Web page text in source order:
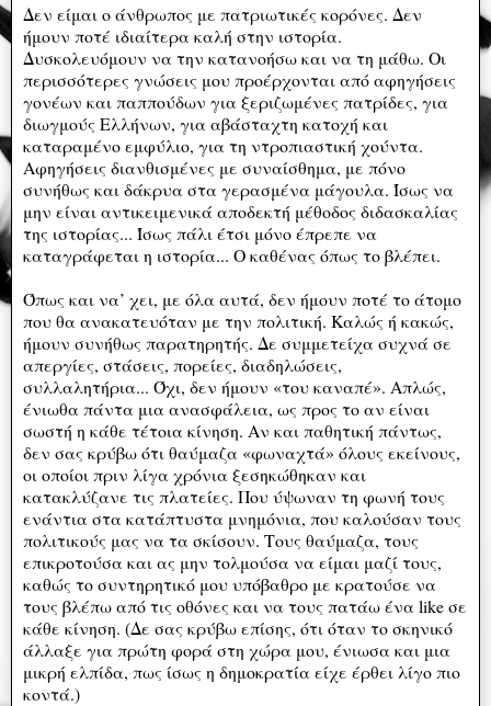
Δεν είμαι ο άνθρωπος με πατριωτικές κορόνες. Δεν
ήμουν ποτέ ιδιαίτερα καλή στην ιστορία.
Δυσκολευόμουν να την κατανοήσω και να τη μάθω. Οι
περισσότερες γνώσεις μου προέρχονται από αφηγήσεις
γονέων και παππούδων για ξεριζωμένες πατρίδες, για
διωγμούς Ελλήνων, για αβάσταχτη κατοχή και
καταραμένο εμφύλιο, για τη ντροπιαστική χούντα.
Αφηγήσεις διανθισμένες με συναίσθημα, με πόνο
συνήθως και δάκρυα στα γερασμένα μάγουλα. Ίσως να
μην είναι αντικειμενικά αποδεκτή μέθοδος διδασκαλίας
της ιστορίας... Ίσως πάλι έτσι μόνο έπρεπε να
καταγράφεται η ιστορία... Ο καθένας όπως το βλέπει.
Όπως και να’ χει, με όλα αυτά, δεν ήμουν ποτέ το άτομο
που θα ανακατευόταν με την πολιτική. Καλώς ή κακώς,
ήμουν συνήθως παρατηρητής. Δε συμμετείχα συχνά σε
απεργίες, στάσεις, πορείες, διαδηλώσεις,
συλλαλητήρια... Όχι, δεν ήμουν «του καναπέ». Απλώς,
ένιωθα πάντα μια ανασφάλεια, ως προς το αν είναι
σωστή η κάθε τέτοια κίνηση. Αν και παθητική πάντως,
δεν σας κρύβω ότι θαύμαζα «φωναχτά» όλους εκείνους,
οι οποίοι πριν λίγα χρόνια ξεσηκώθηκαν και
κατακλύζανε τις πλατείες. Που ύψωναν τη φωνή τους
ενάντια στα κατάπτυστα μνημόνια, που καλούσαν τους
πολιτικούς μας να τα σκίσουν. Τους θαύμαζα, τους
επικροτούσα και ας μην τολμούσα να είμαι μαζί τους,
καθώς το συντηρητικό μου υπόβαθρο με κρατούσε να
τους βλέπω από τις οθόνες και να τους πατάω ένα like σε
κάθε κίνηση. (Δε σας κρύβω επίσης, ότι όταν το σκηνικό
άλλαξε για πρώτη φορά στη χώρα μου, ένιωσα και μια
μικρή ελπίδα, πως ίσως η δημοκρατία είχε έρθει λίγο πιο
κοντά.)